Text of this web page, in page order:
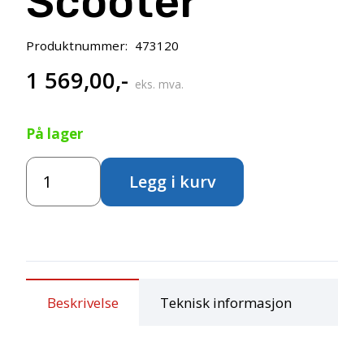
Produktnummer: 473120
1 569,00,- eks. mva.
På lager
Mini
Viking
Dobbel
Legg i kurv
Beskrivelse Teknisk informasjon